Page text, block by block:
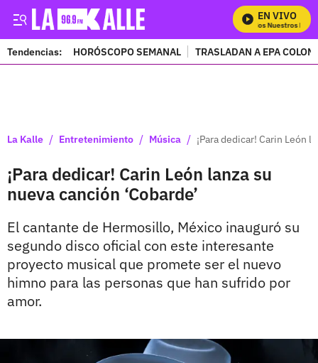
EN VIVO
Mira Todos Nuestros
Tendencias: HORÓSCOPO SEMANAL TRASLADAN A EPA
La Kalle / Entretenimiento / Música / ¡Para dedicar! Carin León
¡Para dedicar! Carin León lanza su
nueva canción ‘Cobarde’
El cantante de Hermosillo, México inauguró su
segundo disco oficial con este interesante
proyecto musical que promete ser el nuevo
himno para las personas que han sufrido por
amor.